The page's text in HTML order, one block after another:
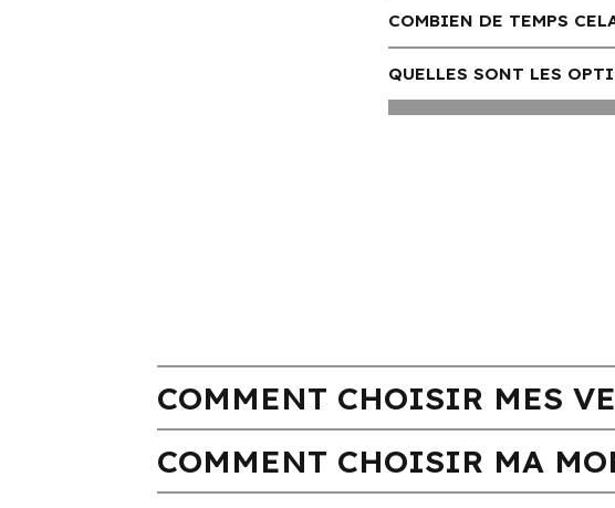
COMBIEN DE TEMPS
QUELLES SONT LES
COMMENT CHOISIR MES
COMMENT CHOISIR MA